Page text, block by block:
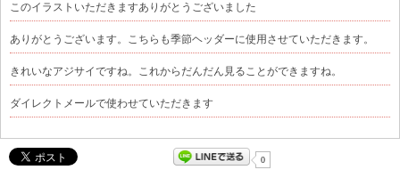
このイラストいただきますありがとうございました
ありがとうございます。こちらも季節ヘッダーに使用させていただきます。
きれいなアジサイですね。これからだんだん見ることができますね。
ダイレクトメールで使わせていただきます
0